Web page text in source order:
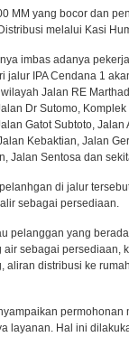
MM yang bocor dan
melalui Kasi
imbas adanya
jalur IPA Cendana 1
Jalan RE
Dr Sutomo,
Gatot Subtoto,
Kebaktian, Jalan
Jalan Sentosa dan
di jalur
sebagai persediaan.
pelanggan yang
air sebagai persediaan,
aliran distribusi ke
permohonan
layanan. Hal ini